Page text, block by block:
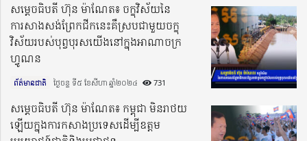
សម្តេចធិបតី ហ៊ុន ម៉ាណែត៖ ចក្ខុវិស័យនៃ
ការសាងសង់ព្រែកជីកនេះគឺស្របជាមួយចក្ខុ
វិស័យរបស់បុព្វបុរសយើងនៅក្នុងអាណាចក្រ
ហ្វូណន
ព័ត៌មានជាតិ ថ្ងៃចន្ទ ទី៥ ខែសីហា ឆ្នាំ២០២៤​ 731
សម្តេចធិបតី ហ៊ុន ម៉ាណែត៖ កម្ពុជា មិនរាថយ
ឡើយក្នុងការកសាងប្រទេសដើម្បីឧត្តម